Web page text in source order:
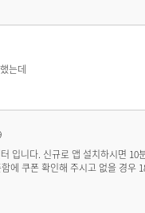
는데
입니다. 신규로 앱 설치하시면 10
에 쿠폰 확인해 주시고 없을 경우